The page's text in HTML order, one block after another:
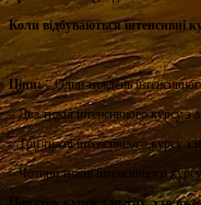
Коли відбуваються інтенсивні
Ціни:– Один тиждень
– Два тижні інтенсивного курсу з
– Три тижні інтенсивного курсу
– Чотири тижні інтенсивного